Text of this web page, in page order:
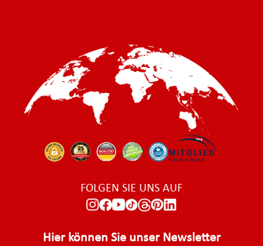
FOLGEN SIE UNS AUF
Hier können Sie unser Newsletter